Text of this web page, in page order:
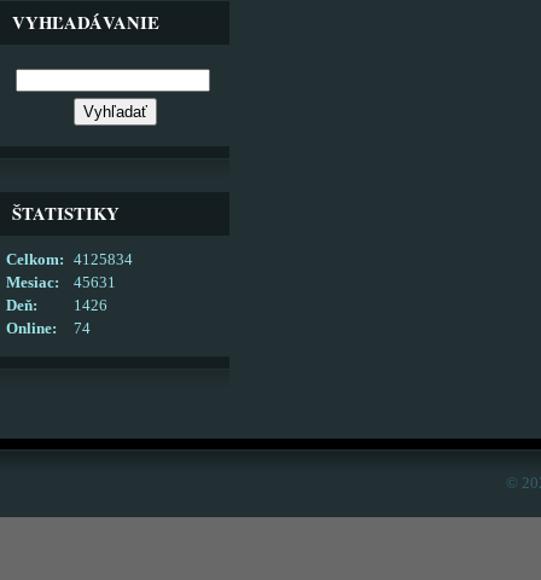
VYHĽADÁVANIE
ŠTATISTIKY
Online: 74
Celkom:
4125834
Mesiac:
45631
Deň:
1426
©